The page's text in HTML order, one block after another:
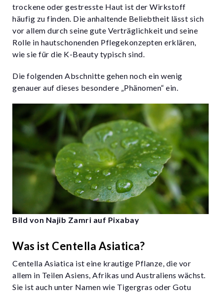
trockene oder gestresste Haut ist der Wirkstoff
häufig zu finden. Die anhaltende Beliebtheit lässt sich
vor allem durch seine gute Verträglichkeit und seine
Rolle in hautschonenden Pflegekonzepten erklären,
wie sie für die K-Beauty typisch sind.
Die folgenden Abschnitte gehen noch ein wenig
genauer auf dieses besondere „Phänomen“ ein.
Bild von Najib Zamri auf Pixabay
Was ist Centella Asiatica?
Centella Asiatica ist eine krautige Pflanze, die vor
allem in Teilen Asiens, Afrikas und Australiens wächst.
Sie ist auch unter Namen wie Tigergras oder Gotu